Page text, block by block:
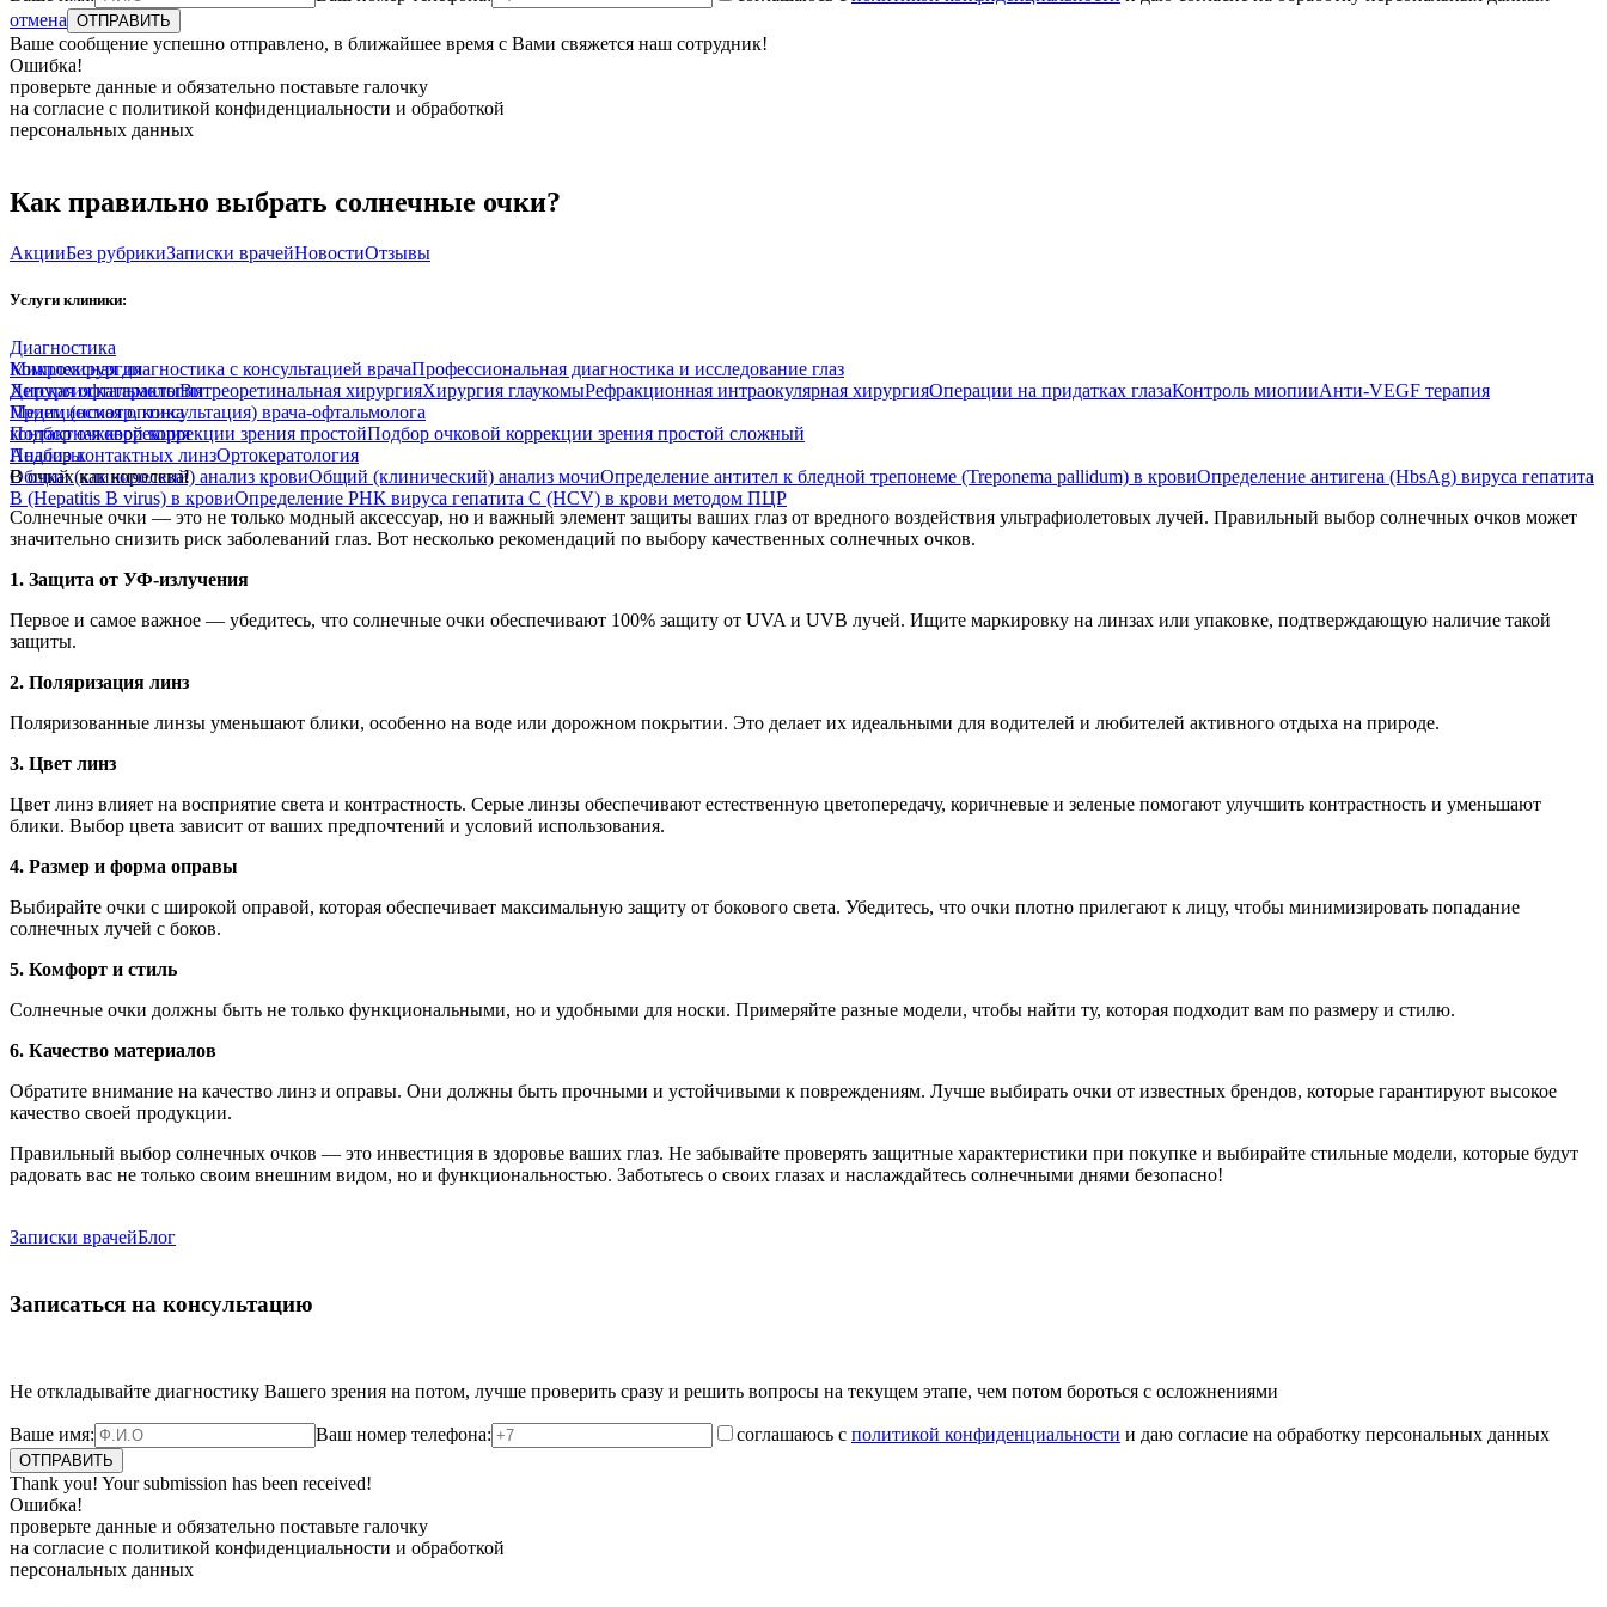
отмена
Ваше сообщение успешно отправлено, в ближайшее время с Вами свяжется наш сотрудник!
Ошибка!
проверьте данные и обязательно поставьте галочку
на согласие с политикой конфиденциальности и обработкой
персональных данных
Как правильно выбрать солнечные очки?
АкцииБез рубрикиЗаписки врачейНовостиОтзывы
Услуги клиники:
Диагностика
Комплексная диагностика с консультацией врачаПрофессиональная диагностика и исследование глаз
Микрохирургия
Хирургия катарактыВитреоретинальная хирургияХирургия глаукомыРефракционная интраокулярная хирургияОперации на придатках глазаКонтроль миопииАнти-VEGF терапия
Детская офтальмология
Прием (осмотр, консультация) врача-офтальмолога
Медицинская оптика
Подбор очковой коррекции зрения простойПодбор очковой коррекции зрения простой сложный
контактная коррекция
Подбор контактных линзОртокератология
Анализы
Общий (клинический) анализ кровиОбщий (клинический) анализ мочиОпределение антител к бледной трепонеме (Treponema pallidum) в кровиОпределение антигена (HbsAg) вируса гепатита
B (Hepatitis B virus) в кровиОпределение РНК вируса гепатита С (HCV) в крови методом ПЦР
В очках как королева!
Солнечные очки — это не только модный аксессуар, но и важный элемент защиты ваших глаз от вредного воздействия ультрафиолетовых лучей. Правильный выбор солнечных очков может
значительно снизить риск заболеваний глаз. Вот несколько рекомендаций по выбору качественных солнечных очков.
1. Защита от УФ-излучения
Первое и самое важное — убедитесь, что солнечные очки обеспечивают 100% защиту от UVA и UVB лучей. Ищите маркировку на линзах или упаковке, подтверждающую наличие такой
защиты.
2. Поляризация линз
Поляризованные линзы уменьшают блики, особенно на воде или дорожном покрытии. Это делает их идеальными для водителей и любителей активного отдыха на природе.
3. Цвет линз
Цвет линз влияет на восприятие света и контрастность. Серые линзы обеспечивают естественную цветопередачу, коричневые и зеленые помогают улучшить контрастность и уменьшают
блики. Выбор цвета зависит от ваших предпочтений и условий использования.
4. Размер и форма оправы
Выбирайте очки с широкой оправой, которая обеспечивает максимальную защиту от бокового света. Убедитесь, что очки плотно прилегают к лицу, чтобы минимизировать попадание
солнечных лучей с боков.
5. Комфорт и стиль
Солнечные очки должны быть не только функциональными, но и удобными для носки. Примеряйте разные модели, чтобы найти ту, которая подходит вам по размеру и стилю.
6. Качество материалов
Обратите внимание на качество линз и оправы. Они должны быть прочными и устойчивыми к повреждениям. Лучше выбирать очки от известных брендов, которые гарантируют высокое
качество своей продукции.
Правильный выбор солнечных очков — это инвестиция в здоровье ваших глаз. Не забывайте проверять защитные характеристики при покупке и выбирайте стильные модели, которые будут
радовать вас не только своим внешним видом, но и функциональностью. Заботьтесь о своих глазах и наслаждайтесь солнечными днями безопасно!
Записки врачейБлог
Записаться на консультацию
Не откладывайте диагностику Вашего зрения на потом, лучше проверить сразу и решить вопросы на текущем этапе, чем потом бороться с осложнениями
Ваше имя: Ваш номер телефона: соглашаюсь с политикой конфиденциальности и даю согласие на обработку персональных данных
Thank you! Your submission has been received!
Ошибка!
проверьте данные и обязательно поставьте галочку
на согласие с политикой конфиденциальности и обработкой
персональных данных